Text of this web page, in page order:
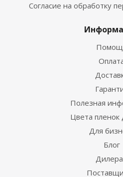
Согласие на обработку
Полезная
Цвета пленок
Для
Блог